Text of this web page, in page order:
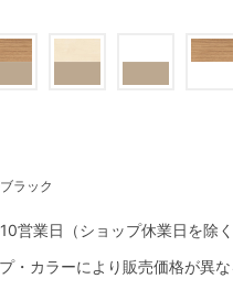
・カラーにより販売価格が異
営業日（ショップ休業日を除く
ラック